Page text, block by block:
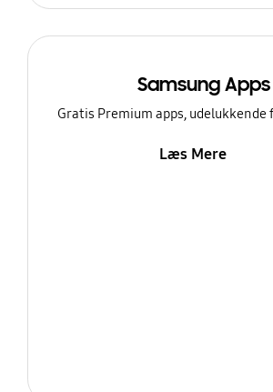
Samsung Apps
Gratis Premium apps, udelukkende
Læs Mere